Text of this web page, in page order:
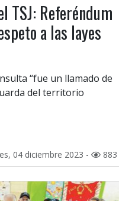
TSJ: Referéndum
a las layes
“fue un llamado de
del territorio
04 diciembre 2023 - 883